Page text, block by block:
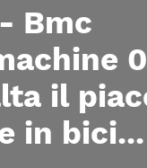
Bmc
il
in bici...